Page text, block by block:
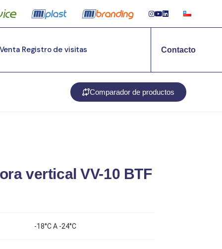
Registro de visitas Contacto
Comparador de productos
vertical VV-10 BTF
-18°C A -24°C